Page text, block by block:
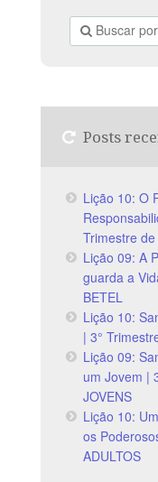
Posts
Lição 10: O
Trimestre de
Lição 09: A
guarda a
BETEL
Lição 10:
| 3°
Lição 09:
um Jovem |
JOVENS
Lição 10:
os
ADULTOS